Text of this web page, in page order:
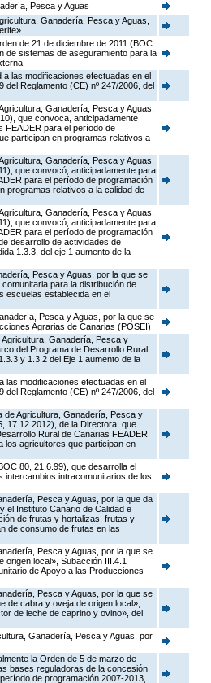
Pesca y Aguas
Ganadería, Pesca y Aguas,
de 21 de diciembre de 2011 (BOC
de sistemas de aseguramiento para la
las modificaciones efectuadas en el
Reglamento (CE) nº 247/2006, del
Ganadería, Pesca y Aguas,
que convoca, anticipadamente
FEADER para el período de
participan en programas relativos a
Ganadería, Pesca y Aguas,
que convocó, anticipadamente para
para el período de programación
programas relativos a la calidad de
Ganadería, Pesca y Aguas,
que convocó, anticipadamente para
para el período de programación
desarrollo de actividades de
1.3.3, del eje 1 aumento de la
Pesca y Aguas, por la que se
para la distribución de
escuelas establecida en el
Pesca y Aguas, por la que se
Agrarias de Canarias (POSEI)
Agricultura, Ganadería, Pesca y
del Programa de Desarrollo Rural
y 1.3.2 del Eje 1 aumento de la
las modificaciones efectuadas en el
Reglamento (CE) nº 247/2006, del
de Agricultura, Ganadería, Pesca y
17.12.2012), de la Directora, que
Rural de Canarias FEADER
los agricultores que participan en
80, 21.6.99), que desarrolla el
intercambios intracomunitarios de los
Pesca y Aguas, por la que da
el Instituto Canario de Calidad e
de frutas y hortalizas, frutas y
de consumo de frutas en las
Pesca y Aguas, por la que se
local», Subacción III.4.1
de Apoyo a las Producciones
Pesca y Aguas, por la que se
de cabra y oveja de origen local»,
de leche de caprino y ovino», del
Ganadería, Pesca y Aguas, por
la Orden de 5 de marzo de
bases reguladoras de la concesión
de programación 2007-2013,